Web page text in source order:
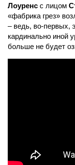
Лоуренс с лицом
«фабрика грез»
– ведь, во-первых,
кардинально иной
больше не будет